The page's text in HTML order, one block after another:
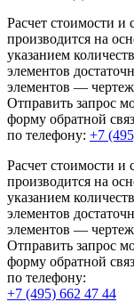
Расчет стоимости и
производится на
указанием
элементов
элементов —
Отправить запрос
форму обратной
по телефону: +7
Расчет стоимости и
производится на
указанием
элементов
элементов —
Отправить запрос
форму обратной
по телефону:
+7 (495) 662 47 44